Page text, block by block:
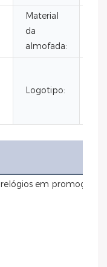
Material
da
almofada:
Logotipo: